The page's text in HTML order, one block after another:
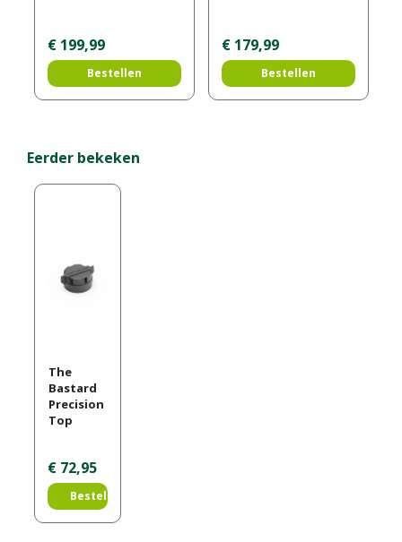
€ 199,99
Bestellen
€ 179,99
Bestellen
Eerder bekeken
The
Bastard
Precision
Top
€ 72,95
Bestellen